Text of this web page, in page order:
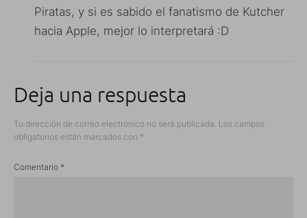
Piratas, y si es sabido el fanatismo de Kutcher
hacia Apple, mejor lo interpretará :D
Deja una respuesta
Tu dirección de correo electrónico no será publicada. Los campos
obligatorios están marcados con *
Comentario *